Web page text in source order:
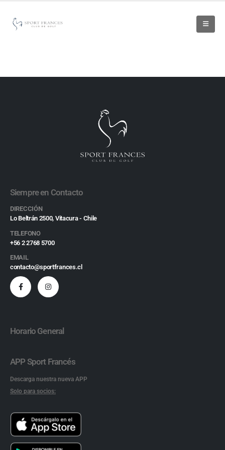
Siempre en Contacto
DIRECCIÓN
Lo Beltrán 2500, Vitacura - Chile
TELEFONO
+56 2 2768 5700
EMAIL
contacto@sportfrances.cl
Horario General
APP Sport Francés
Descarga nuestra nueva APP
Solo para socios: